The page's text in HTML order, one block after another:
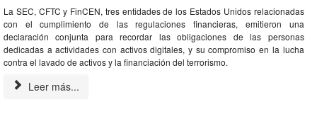
La SEC, CFTC y FinCEN, tres entidades de los Estados Unidos relacionadas
con el cumplimiento de las regulaciones financieras, emitieron una
declaración conjunta para recordar las obligaciones de las personas
dedicadas a actividades con activos digitales, y su compromiso en la lucha
contra el lavado de activos y la financiación del terrorismo.
Leer más...